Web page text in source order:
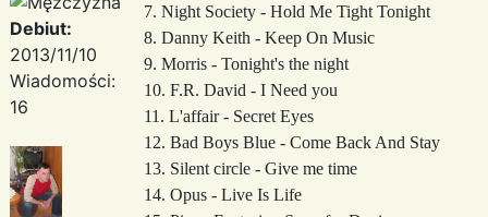
Debiut:
2013/11/10
Wiadomości:
16
7. Night Society - Hold Me Tight Tonight
8. Danny Keith - Keep On Music
9. Morris - Tonight's the night
10. F.R. David - I Need you
11. L'affair - Secret Eyes
12. Bad Boys Blue - Come Back And Stay
13. Silent circle - Give me time
14. Opus - Live Is Life